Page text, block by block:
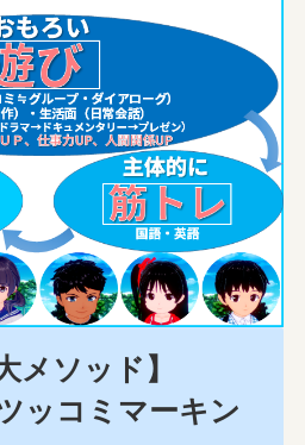
メソッド】
ッコミマーキン